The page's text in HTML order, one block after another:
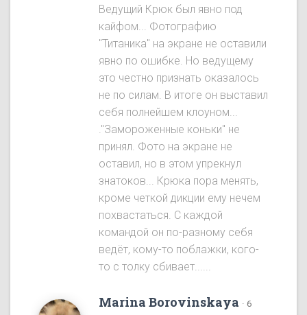
Ведущий Крюк был явнo под
кайфом... Фотографию
"Титаника" на экране не оставили
явно по ошибке. Но ведущему
это честно признать оказалось
не по силам. В итоге он выставил
себя полнейшем клоуном...
."Замороженные коньки" не
принял. Фото на экране не
оставил, но в этом упрекнул
знатоков... Крюка пора менять,
кроме четкой дикции ему нечем
похвастаться. С каждой
командой он по-разному себя
ведёт, кому-то поблажки, кого-
то с толку сбивает......
Marina Borovinskaya · 6